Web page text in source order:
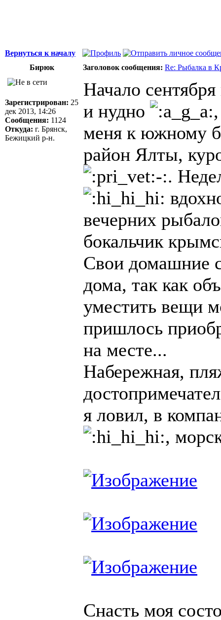
Вернуться к началу
Бирюк
Заголовок сообщения: Re: Рыбалка в
Зарегистрирован: 25
дек 2013, 14:26
Сообщения: 1124
Откуда: г. Брянск,
Бежицкий р-н.
Начало
и нудно
меня к южному
район Ялты,
.
вечерних
бокальчик
Свои домашние
дома, так как
уместить вещи
пришлось
на месте...
Набережная,
я ловил, в
,
Снасть моя